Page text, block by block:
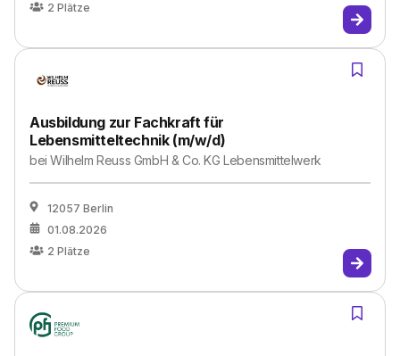
2 Plätze
Ausbildung zur Fachkraft für
Lebensmitteltechnik (m/w/d)
beiWilhelm Reuss GmbH & Co. KG Lebensmittelwerk
12057 Berlin
01.08.2026
2 Plätze